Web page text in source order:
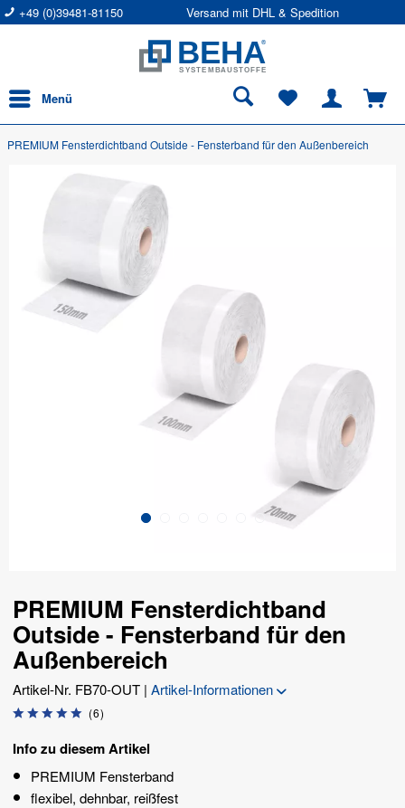
+49 (0)39481-81150 Versand mit DHL & Spedition
Menü
PREMIUM Fensterdichtband Outside - Fensterband für den Außenbereich
PREMIUM Fensterdichtband
Outside - Fensterband für den
Außenbereich
Artikel-Nr. FB70-OUT | Artikel-Informationen
(6)
Info zu diesem Artikel
PREMIUM Fensterband
flexibel, dehnbar, reißfest